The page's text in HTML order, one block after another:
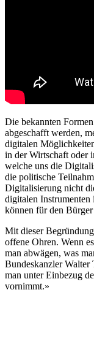
Die bekannten
abgeschafft werden,
digitalen
in der Wirtschaft oder
welche uns die
die politische
Digitalisierung nicht
digitalen Instrumenten
können für den
Mit dieser
offene Ohren. Wenn
man abwägen, was
Bundeskanzler Walter
man unter Einbezug
vornimmt.»